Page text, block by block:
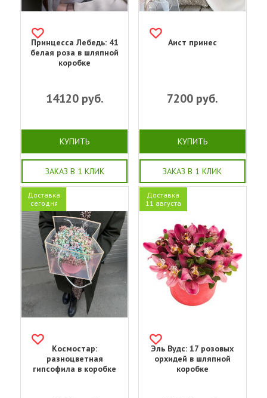
Принцесса Лебедь: 41
белая роза в шляпной
коробке
14120руб.
КУПИТЬ
ЗАКАЗ В 1 КЛИК
Аист принес
7200руб.
КУПИТЬ
ЗАКАЗ В 1 КЛИК
Доставка
сегодня
Космостар:
разноцветная
гипсофила в коробке
Доставка
11 августа
Эль Вудс: 17 розовых
орхидей в шляпной
коробке